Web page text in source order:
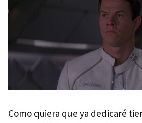
Como quiera que ya dedicaré